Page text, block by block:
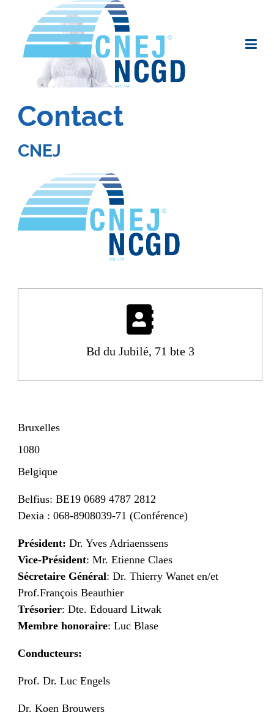
Contact
CNEJ
Adresse
Bd du Jubilé, 71 bte 3
Bruxelles
1080
Belgique
Autres informations
Belfius: BE19 0689 4787 2812
Dexia : 068-8908039-71 (Conférence)
Président: Dr. Yves Adriaenssens
Vice-Président: Mr. Etienne Claes
Sécretaire Général: Dr. Thierry Wanet en/et
Prof.François Beauthier
Trésorier: Dte. Edouard Litwak
Membre honoraire: Luc Blase
Conducteurs:
Prof. Dr. Luc Engels
Dr. Koen Brouwers